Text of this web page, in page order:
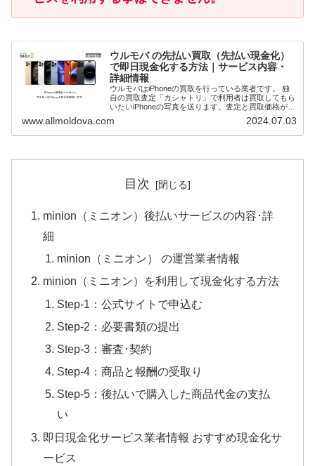
ウルモバ の先払い買取（先払い現金化）
で即日現金化する方法｜サービス内容・
詳細情報
ウルモバはiPhoneの買取を行っている業者です。 独
自の買取査定「カシャトリ」で利用者は買取してもら
いたいiPhoneの写真を送ります。査定と買取価格が確
定次第先払いで現金買取してもらうことで即日現金化
（最短20分）が可能です。 本記事で...
www.allmoldova.com 2024.07.03
目次
minion（ミニオン）後払いサービスの内容･詳
細
minion（ミニオン） の運営業者情報
minion（ミニオン）を利用して現金化する方法
Step-1：公式サイトで申込む
Step-2：必要書類の提出
Step-3：審査･契約
Step-4：商品と報酬の受取り
Step-5：後払いで購入した商品代金の支払
い
即日現金化サービス業者情報 おすすめ現金化サ
ービス